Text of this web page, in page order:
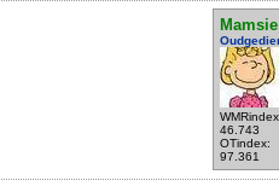
Mamsie
46.743
OTindex:
97.361